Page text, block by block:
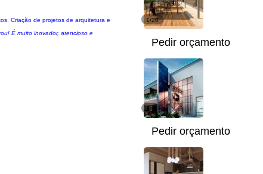
Criação de projetos de arquitetura e
É muito inovador, atencioso e
1/20
Pedir orçamento
1/5
Pedir orçamento